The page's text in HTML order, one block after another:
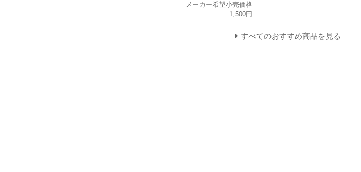
メーカー希望小売価格
1,500円
すべてのおすすめ商品を見る